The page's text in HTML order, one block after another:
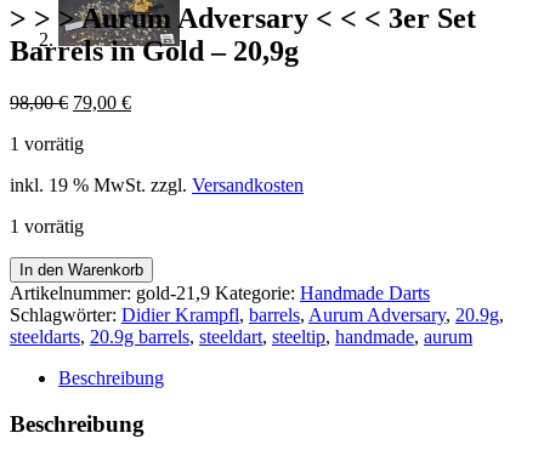
> > > Aurum Adversary < < < 3er Set
Barrels in Gold – 20,9g
98,00€ Ursprünglicher
war:
79,00 €Aktueller
1 vorrätig
inkl. 19 % MwSt. zzgl. Versandkosten
1 vorrätig
>
>
>
Aurum
<
In den Warenkorb
Artikelnummer: gold-21,9 Kategorie: Handmade Darts
Schlagwörter: Didier Krampfl, barrels, Aurum Adversary, 20.9g,
steeldarts, 20.9g barrels, steeldart, steeltip, handmade, aurum
Beschreibung
Beschreibung